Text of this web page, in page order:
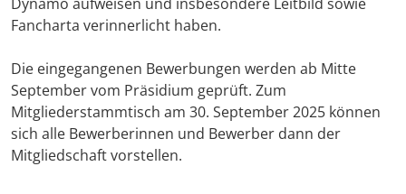
Fancharta verinnerlicht haben.
Die eingegangenen Bewerbungen werden ab Mitte
September vom Präsidium geprüft. Zum
Mitgliederstammtisch am 30. September 2025 können
sich alle Bewerberinnen und Bewerber dann der
Mitgliedschaft vorstellen.